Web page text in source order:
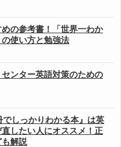
の参考書！「世界一わか
使い方と勉強法
センター英語対策のための
でしっかりわかる本』は英
したい人にオススメ！正
も解説